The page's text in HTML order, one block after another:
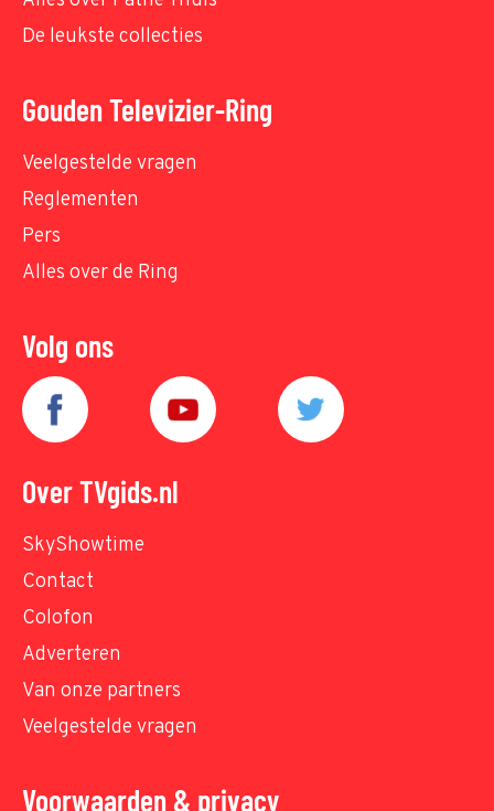
De leukste collecties
Gouden Televizier-Ring
Veelgestelde vragen
Reglementen
Pers
Alles over de Ring
Volg ons
Over TVgids.nl
SkyShowtime
Contact
Colofon
Adverteren
Van onze partners
Veelgestelde vragen
Voorwaarden & privacy